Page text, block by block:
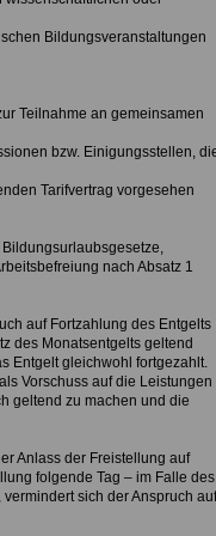
Bildungsveranstaltungen
Teilnahme an gemeinsamen
bzw. Einigungsstellen,
Tarifvertrag vorgesehen
nach Absatz 1
auf Fortzahlung des Entgelts
des Monatsentgelts geltend
Entgelt gleichwohl fortgezahlt.
Vorschuss auf die Leistungen
geltend zu machen und die
Anlass der Freistellung auf
folgende Tag – im Falle des
sich der Anspruch auf